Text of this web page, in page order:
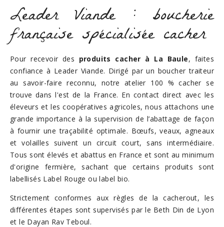
Leader Viande : boucherie
française spécialisée cacher
Pour recevoir des produits cacher à La Baule, faites
confiance à Leader Viande. Dirigé par un boucher traiteur
au savoir-faire reconnu, notre atelier 100 % cacher se
trouve dans l'est de la France. En contact direct avec les
éleveurs et les coopératives agricoles, nous attachons une
grande importance à la supervision de l’abattage de façon
à fournir une traçabilité optimale. Bœufs, veaux, agneaux
et volailles suivent un circuit court, sans intermédiaire.
Tous sont élevés et abattus en France et sont au minimum
d'origine fermière, sachant que certains produits sont
labellisés Label Rouge ou label bio.
Strictement conformes aux règles de la cacherout, les
différentes étapes sont supervisés par le Beth Din de Lyon
et le Dayan Rav Teboul.